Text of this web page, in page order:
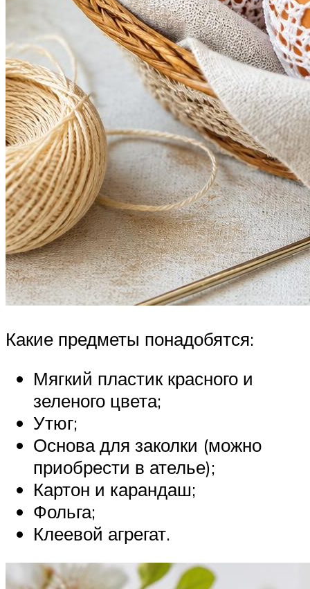
Какие предметы понадобятся:
Мягкий пластик красного и
зеленого цвета;
Утюг;
Основа для заколки (можно
приобрести в ателье);
Картон и карандаш;
Фольга;
Клеевой агрегат.